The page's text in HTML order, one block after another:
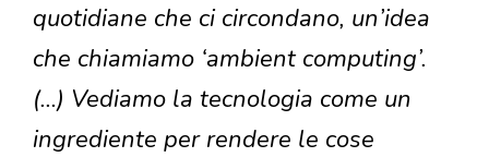
quotidiane che ci circondano, un’idea
che chiamiamo ‘ambient computing’.
(…) Vediamo la tecnologia come un
ingrediente per rendere le cose